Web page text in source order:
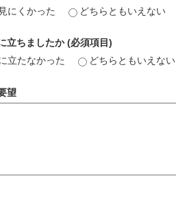
見にくかった どちらともいえない
立ちましたか (必須項目)
立たなかった どちらともいえない
望